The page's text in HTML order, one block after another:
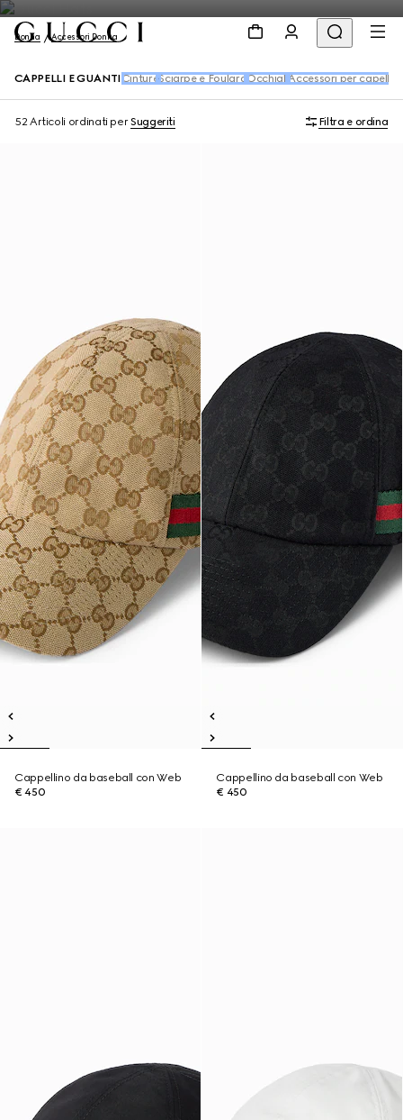
Donna Accessori Donna
CAPPELLI E GUANTI CintureSciarpe e Foulard Occhiali Accessori per capelli
52 Articoli ordinati perSuggeriti Filtra e ordina
Cappellino da baseball con Web
€ 450
Cappellino da baseball con Web
€ 450